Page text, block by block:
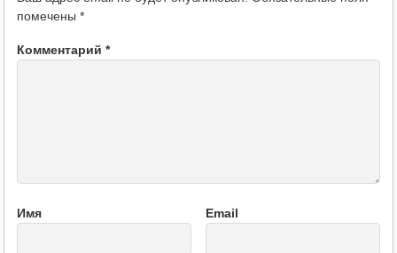
помечены *
Комментарий *
Имя Email